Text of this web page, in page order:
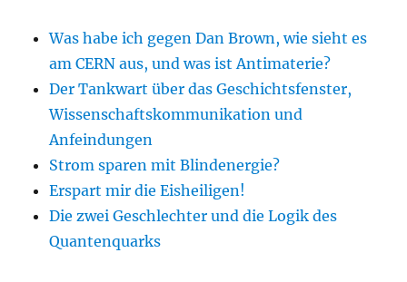
Was habe ich gegen Dan Brown, wie sieht es
am CERN aus, und was ist Antimaterie?
Der Tankwart über das Geschichtsfenster,
Wissenschaftskommunikation und
Anfeindungen
Strom sparen mit Blindenergie?
Erspart mir die Eisheiligen!
Die zwei Geschlechter und die Logik des
Quantenquarks